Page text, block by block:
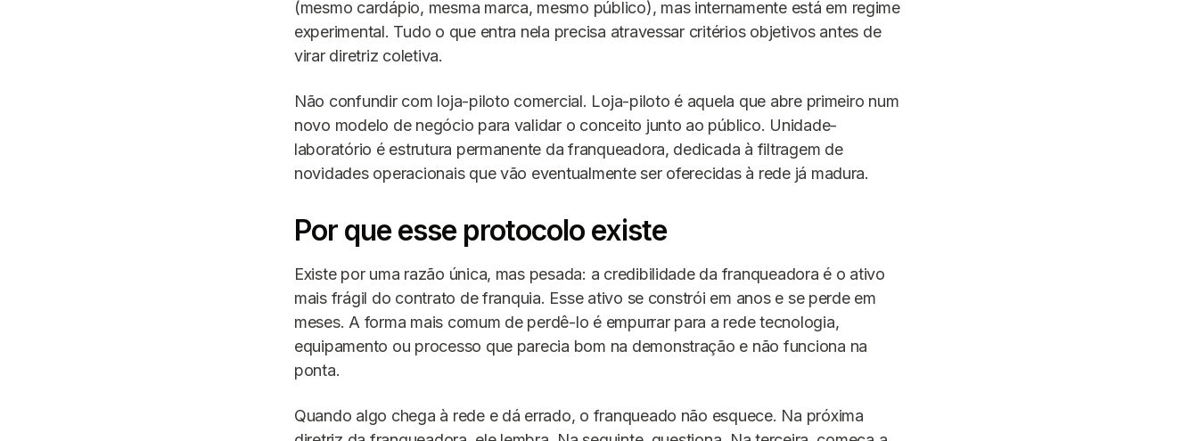
(mesmo cardápio, mesma marca, mesmo público), mas internamente está em regime
experimental. Tudo o que entra nela precisa atravessar critérios objetivos antes de
virar diretriz coletiva.
Não confundir com loja-piloto comercial. Loja-piloto é aquela que abre primeiro num
novo modelo de negócio para validar o conceito junto ao público. Unidade-
laboratório é estrutura permanente da franqueadora, dedicada à filtragem de
novidades operacionais que vão eventualmente ser oferecidas à rede já madura.
Por que esse protocolo existe
Existe por uma razão única, mas pesada: a credibilidade da franqueadora é o ativo
mais frágil do contrato de franquia. Esse ativo se constrói em anos e se perde em
meses. A forma mais comum de perdê-lo é empurrar para a rede tecnologia,
equipamento ou processo que parecia bom na demonstração e não funciona na
ponta.
Quando algo chega à rede e dá errado, o franqueado não esquece. Na próxima